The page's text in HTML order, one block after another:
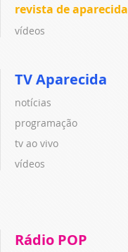
revista de aparecida
vídeos
TV Aparecida
notícias
programação
tv ao vivo
vídeos
Rádio POP